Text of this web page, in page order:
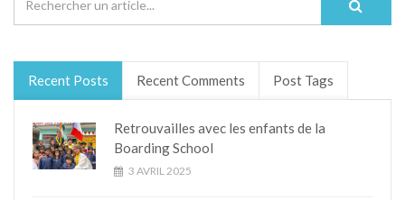
Recent Posts Recent Comments Post Tags
Retrouvailles avec les enfants de la
Boarding School
3 AVRIL 2025